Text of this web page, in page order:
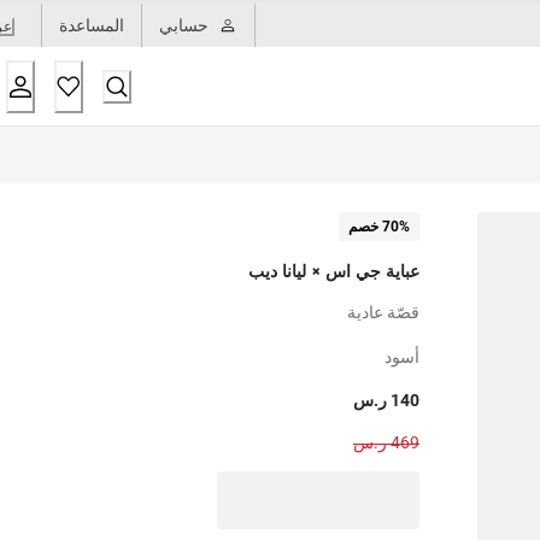
حسابي المساعدة
70% خصم
عباية جي اس × ليانا ديب
قصّة عادية
أسود
140 ر.س
469 ر.س